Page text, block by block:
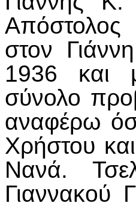
στον
1936 και
σύνολο
αναφέρω
Χρήστου
Νανά.
Γιαννακού